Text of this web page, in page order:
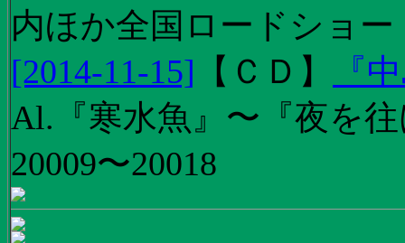
内ほか全国ロードショー
[2014-11-15] 【 ＣＤ 】
『
Al.『寒水魚』〜『夜を
20009〜20018